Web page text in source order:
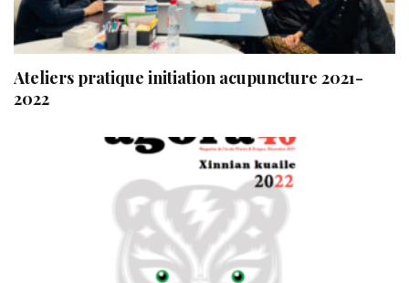
Ateliers pratique initiation acupuncture 2021-
2022